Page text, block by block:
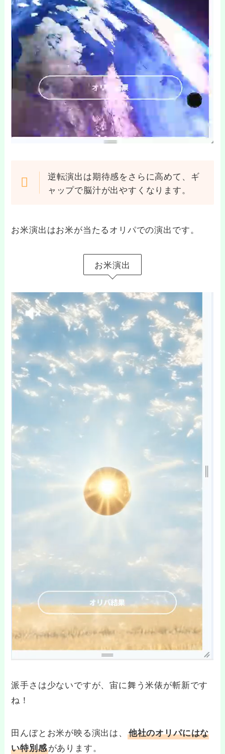
逆転演出は期待感をさらに高めて、ギ
ャップで脳汁が出やすくなります。
お米演出はお米が当たるオリパでの演出です。
お米演出
派手さは少ないですが、宙に舞う米俵が斬新です
ね！
田んぼとお米が映る演出は、
他社のオリパにはな
い特別感があります。